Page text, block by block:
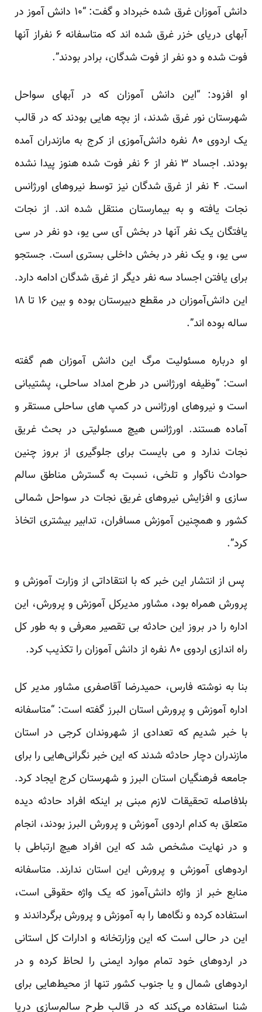
دانش آموزان غرق شده خبرداد و گفت: “۱۰ دانش آموز در
آبهای دریای خزر غرق شده اند که متاسفانه ۶ نفراز آنها
فوت شده و دو نفر از فوت شدگان، برادر بودند”.
او افزود: “این دانش آموزان که در آبهای سواحل
شهرستان نور غرق شدند، از بچه هایی بودند که در قالب
یک اردوی ۸۰ نفره دانش‌آموزی از کرج به مازندران آمده
بودند. اجساد ۳ نفر از ۶ نفر فوت شده هنوز پیدا نشده
است. ۴ نفر از غرق شدگان نیز توسط نیروهای اورژانس
نجات یافته و به بیمارستان منتقل شده اند. از نجات
یافتگان یک نفر آنها در بخش آی سی یو، دو نفر در سی
سی یو، و یک نفر در بخش داخلی بستری است. جستجو
برای یافتن اجساد سه نفر دیگر از غرق شدگان ادامه دارد.
این دانش‌آموزان در مقطع دبیرستان بوده و بین ۱۶ تا ۱۸
ساله بوده اند”.
او درباره مسئولیت مرگ این دانش آموزان هم گفته
است: “وظیفه اورژانس در طرح امداد ساحلی، پشتیبانی
است و نیروهای اورژانس در کمپ های ساحلی مستقر و
آماده هستند. اورژانس هیچ مسئولیتی در بحث غریق
نجات ندارد و می بایست برای جلوگیری از بروز چنین
حوادث ناگوار و تلخی، نسبت به گسترش مناطق سالم
سازی و افزایش نیروهای غریق نجات در سواحل شمالی
کشور و همچنین آموزش مسافران، تدابیر بیشتری اتخاذ
کرد”.
پس از انتشار این خبر که با انتقاداتی از وزارت آموزش و
پرورش همراه بود، مشاور مدیرکل آموزش و پرورش، این
اداره را در بروز این حادثه بی تقصیر معرفی و به طور کل
راه اندازی اردوی ۸۰ نفره از دانش آموزان را تکذیب کرد.
بنا به نوشته فارس، حمیدرضا آقاصفری مشاور مدیر کل
اداره آموزش و پرورش استان البرز گفته است: “متاسفانه
با خبر شدیم که تعدادی از شهروندان کرجی در استان
مازندران دچار حادثه شدند که این خبر نگرانی‌هایی را برای
جامعه فرهنگیان استان البرز و شهرستان کرج ایجاد کرد.
بلافاصله تحقیقات لازم مبنی بر اینکه افراد حادثه دیده
متعلق به کدام اردوی آموزش و پرورش البرز بودند، انجام
و در نهایت مشخص شد که این افراد هیچ ارتباطی با
اردوهای آموزش و پرورش این استان ندارند. متاسفانه
منابع خبر از واژه دانش‌آموز که یک واژه حقوقی است،‌
استفاده کرده و نگاه‌ها را به آموزش و پرورش برگرداندند و
این در حالی است که این وزارتخانه و ادارات کل استانی
در اردوهای خود تمام موارد ایمنی را لحاظ کرده و در
اردوهای شمال و یا جنوب کشور تنها از محیط‌هایی برای
شنا استفاده می‌کند که در قالب طرح سالم‌سازی دریا